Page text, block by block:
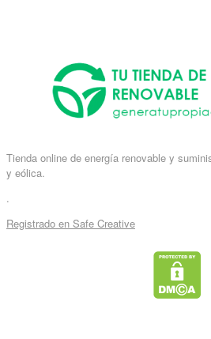
Tienda online de energía renovable y
y eólica.
.
Registrado en Safe Creative